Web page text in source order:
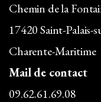
Chemin de la
17420 Saint-Palais-
Charente-Maritime
Mail de contact
09.62.61.69.08